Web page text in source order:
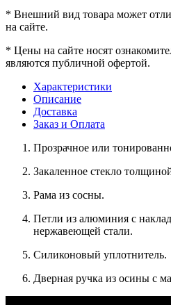
* Внешний вид товара может
на сайте.
* Цены на сайте носят
являются публичной офертой.
Характеристики
Описание
Доставка
Заказ и Оплата
Прозрачное или
Закаленное стекло
Рама из сосны.
Петли из алюминия с
нержавеющей стали.
Силиконовый уплотнитель.
Дверная ручка из осины с